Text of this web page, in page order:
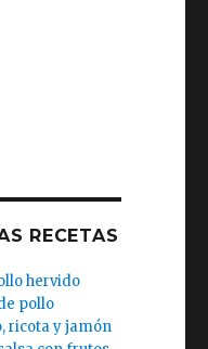
RECETAS
hervido
pollo
ricota y jamón